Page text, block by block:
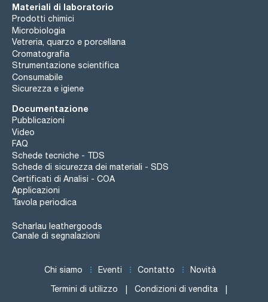
Materiali di laboratorio
Prodotti chimici
Microbiologia
Vetreria, quarzo e porcellana
Cromatografia
Strumentazione scientifica
Consumabile
Sicurezza e igiene
Documentazione
Pubblicazioni
Video
FAQ
Schede tecniche - TDS
Schede di sicurezza dei materiali - SDS
Certificati di Analisi - COA
Applicazioni
Tavola periodica
Scharlau leathergoods
Canale di segnalazioni
Chi siamo Eventi Contatto Novità
Termini di utilizzo Condizioni di vendita